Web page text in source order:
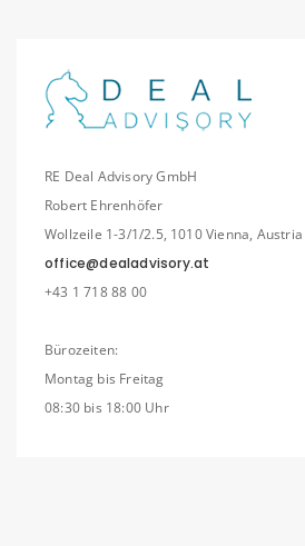
RE Deal Advisory GmbH
Robert Ehrenhöfer
Wollzeile 1-3/1/2.5, 1010 Vienna, Austria
office@dealadvisory.at
+43 1 718 88 00
Bürozeiten:
Montag bis Freitag
08:30 bis 18:00 Uhr